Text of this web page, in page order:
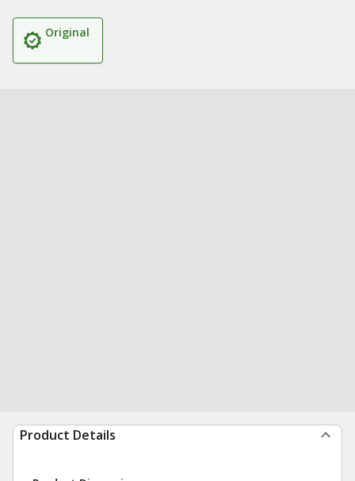
Original
Product Details